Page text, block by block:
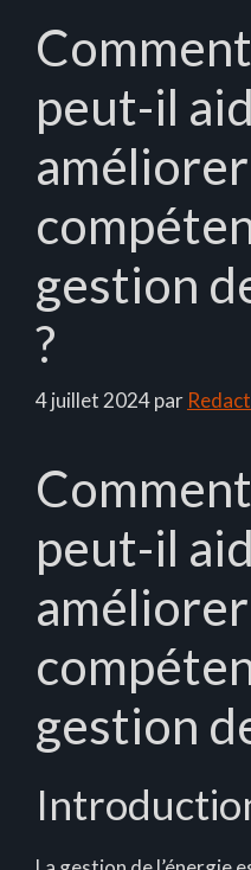
peut-il
gestion
?
4 juillet 2024par
peut-il
gestion